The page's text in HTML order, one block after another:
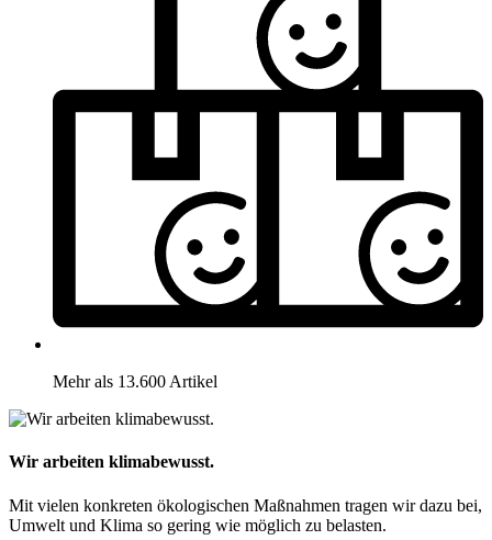
Mehr als 13.600 Artikel
Wir arbeiten klimabewusst.
Mit vielen konkreten ökologischen Maßnahmen tragen wir dazu bei,
Umwelt und Klima so gering wie möglich zu belasten.